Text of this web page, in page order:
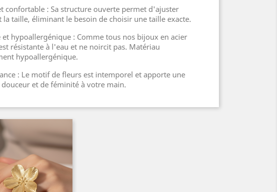
confortable : Sa structure ouverte permet d'ajuster
la taille, éliminant le besoin de choisir une taille exacte.
et hypoallergénique : Comme tous nos bijoux en acier
résistante à l'eau et ne noircit pas. Matériau
hypoallergénique.
: Le motif de fleurs est intemporel et apporte une
et de féminité à votre main.